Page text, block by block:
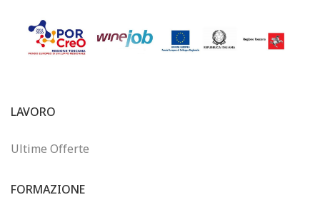
LAVORO
Ultime Offerte
FORMAZIONE